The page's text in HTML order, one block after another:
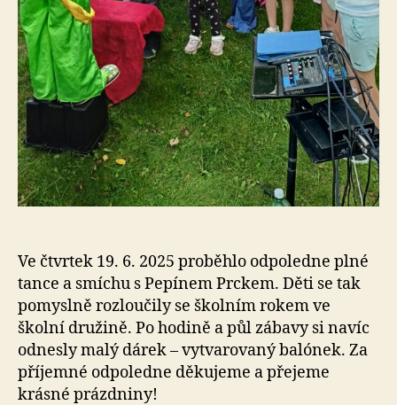
Ve čtvrtek 19. 6. 2025 proběhlo odpoledne plné
tance a smíchu s Pepínem Prckem. Děti se tak
pomyslně rozloučily se školním rokem ve
školní družině. Po hodině a půl zábavy si navíc
odnesly malý dárek – vytvarovaný balónek. Za
příjemné odpoledne děkujeme a přejeme
krásné prázdniny!